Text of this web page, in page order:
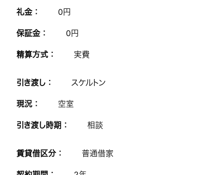
礼金 ： 0円
保証金 ： 0円
精算方式 ： 実費
引き渡し ： スケルトン
現況 ： 空室
引き渡し時期 ： 相談
賃貸借区分 ： 普通借家